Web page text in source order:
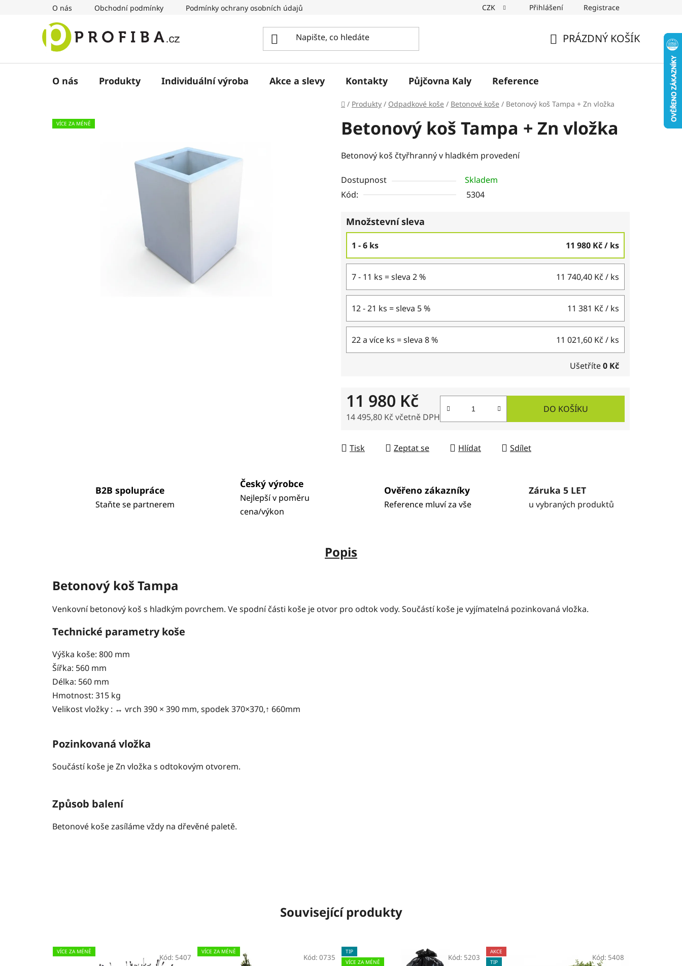
O nás Obchodní podmínky Podmínky ochrany osobních údajů CZK Přihlášení Registrace
PRÁZDNÝ KOŠÍK
O nás Produkty Individuální výroba Akce a slevy Kontakty Půjčovna Kaly Reference
Domů
/ Produkty / Odpadkové koše / Betonové koše / Betonový koš Tampa + Zn vložka
Betonový koš Tampa + Zn vložka
Betonový koš čtyřhranný v hladkém provedení
Dostupnost
Skladem
Kód:
5304
Množstevní sleva
1 - 6 ks 11 980 Kč/ ks
7 - 11 ks = sleva 2 % 11 740,40 Kč / ks
12 - 21 ks = sleva 5 % 11 381 Kč / ks
22 a více ks = sleva 8 % 11 021,60 Kč / ks
Ušetříte0 Kč
11 980 Kč
14 495,80 Kč včetně DPH
DO KOŠÍKU
Tisk Zeptat se Hlídat Sdílet
VÍCE ZA MÉNĚ
B2B spolupráce
Staňte se partnerem
Český výrobce
Nejlepší v poměru
cena/výkon
Ověřeno zákazníky
Reference mluví za vše
Záruka 5 LET
u vybraných produktů
Popis
Betonový koš Tampa
Venkovní betonový koš s hladkým povrchem. Ve spodní části koše je otvor pro odtok vody. Součástí koše je vyjímatelná pozinkovaná vložka.
Technické parametry koše
Výška koše: 800 mm
Šířka: 560 mm
Délka: 560 mm
Hmotnost: 315 kg
Velikost vložky : ↔ vrch 390 × 390 mm, spodek 370×370,↑ 660mm
Pozinkovaná vložka
Součástí koše je Zn vložka s odtokovým otvorem.
Způsob balení
Betonové koše zasíláme vždy na dřevěné paletě.
Související produkty
VÍCE ZA MÉNĚ
Kód: 5407
VÍCE ZA MÉNĚ
Kód: 0735
TIP
VÍCE ZA MÉNĚ
Kód: 5203
AKCE
TIP
Kód: 5408